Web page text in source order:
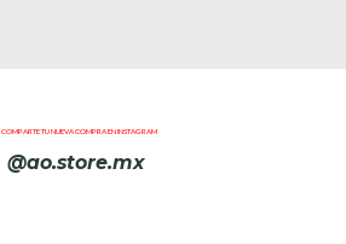
COMPARTE TU NUEVA COMPRA EN INSTAGRAM
@ao.store.mx